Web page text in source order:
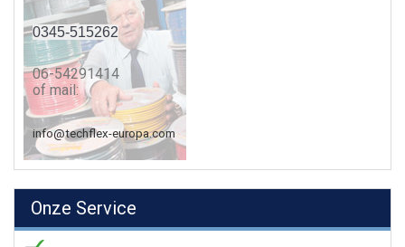
0345-515262
06-54291414
of mail:
info@techflex-europa.com
Onze Service